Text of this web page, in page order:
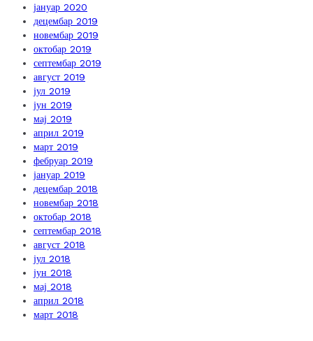
јануар 2020
децембар 2019
новембар 2019
октобар 2019
септембар 2019
август 2019
јул 2019
јун 2019
мај 2019
април 2019
март 2019
фебруар 2019
јануар 2019
децембар 2018
новембар 2018
октобар 2018
септембар 2018
август 2018
јул 2018
јун 2018
мај 2018
април 2018
март 2018